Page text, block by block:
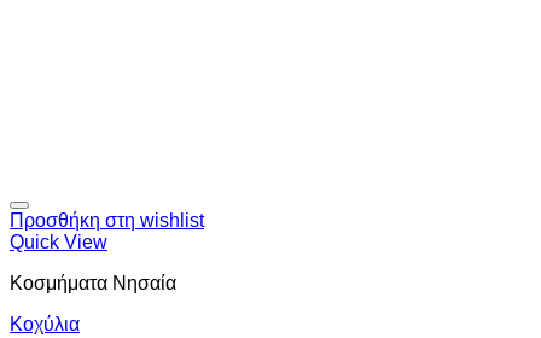
Προσθήκη στη wishlist
Quick View
Κοσμήματα Νησαία
Κοχύλια